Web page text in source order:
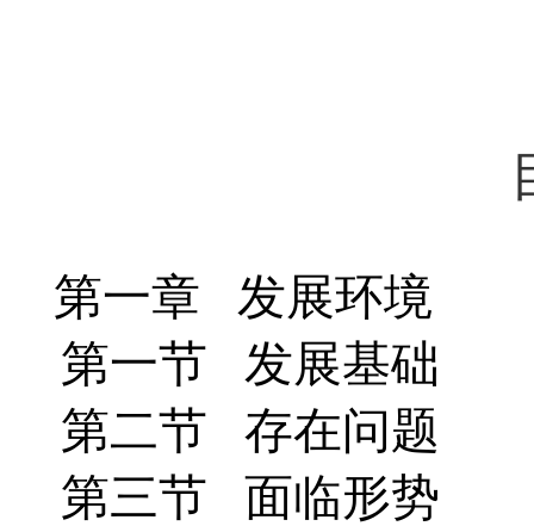
第一章 发展环境
第一节 发展基础
第二节 存在问题
第三节 面临形势